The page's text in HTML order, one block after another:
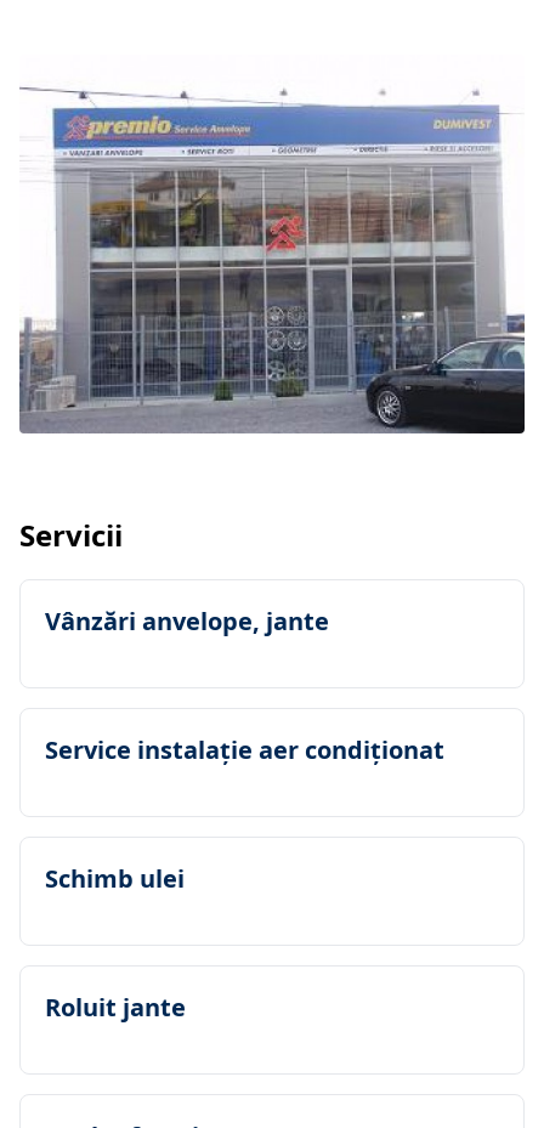
Servicii
Vânzări anvelope, jante
Service instalaţie aer condiţionat
Schimb ulei
Roluit jante